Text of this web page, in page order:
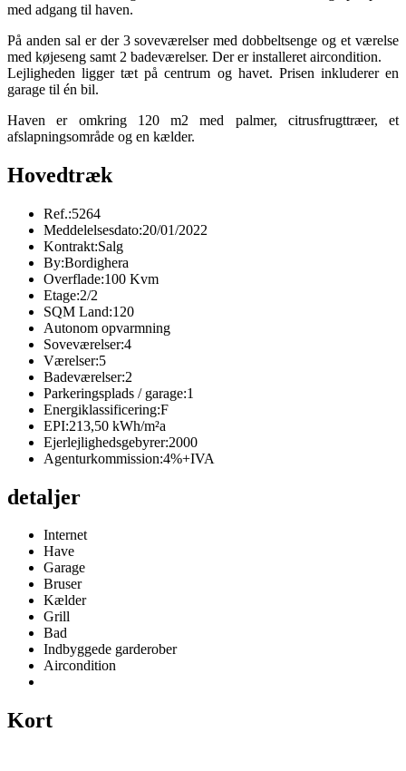
med adgang til haven.
På anden sal er der 3 soveværelser med dobbeltsenge og et værelse
med køjeseng samt 2 badeværelser. Der er installeret aircondition.
Lejligheden ligger tæt på centrum og havet. Prisen inkluderer en
garage til én bil.
Haven er omkring 120 m2 med palmer, citrusfrugttræer, et
afslapningsområde og en kælder.
Hovedtræk
Ref.:5264
Meddelelsesdato:20/01/2022
Kontrakt:Salg
By:Bordighera
Overflade:100 Kvm
Etage:2/2
SQM Land:120
Autonom opvarmning
Soveværelser:4
Værelser:5
Badeværelser:2
Parkeringsplads / garage:1
Energiklassificering:F
EPI:213,50 kWh/m²a
Ejerlejlighedsgebyrer:2000
Agenturkommission:4%+IVA
detaljer
Internet
Have
Garage
Bruser
Kælder
Grill
Bad
Indbyggede garderober
Aircondition
Kort